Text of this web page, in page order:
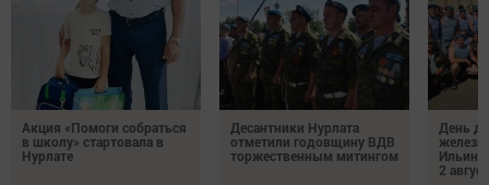
Акция «Помоги собраться
в школу» стартовала в
Нурлате
Десантники Нурлата
отметили годовщину ВДВ
торжественным митингом
День
Ильин
2